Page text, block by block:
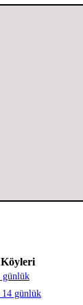
günlük
14 günlük